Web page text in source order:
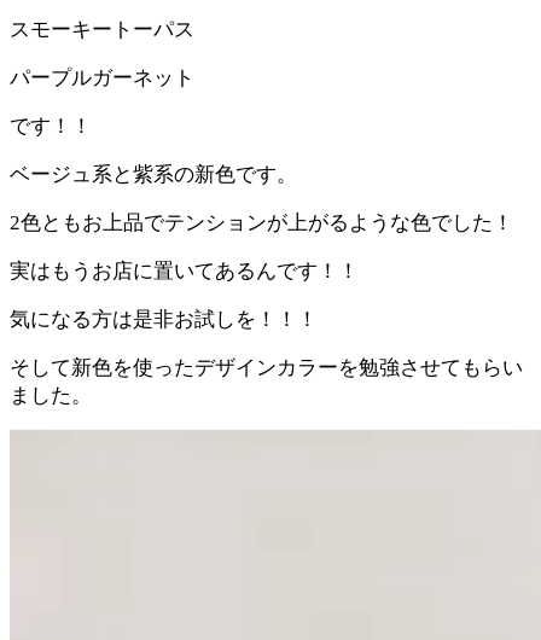
スモーキートーパス
パープルガーネット
です！！
ベージュ系と紫系の新色です。
2色ともお上品でテンションが上がるような色でした！
実はもうお店に置いてあるんです！！
気になる方は是非お試しを！！！
そして新色を使ったデザインカラーを勉強させてもらい
ました。